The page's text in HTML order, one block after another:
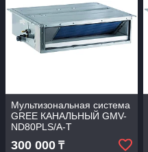
Мультизональная система
GREE КАНАЛЬНЫЙ GMV-
ND80PLS/A-T
(ВНУТРЕННИЙ БЛОК) LP
300 000 ₸